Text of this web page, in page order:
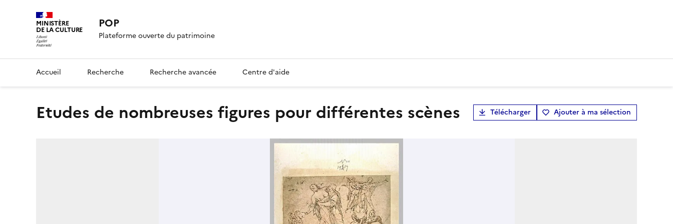
MINISTÈRE
DE LA CULTURE POP
Plateforme ouverte du patrimoine
Accueil Recherche Recherche avancée Centre d'aide
Etudes de nombreuses figures pour différentes scènes Télécharger Ajouter à ma sélection